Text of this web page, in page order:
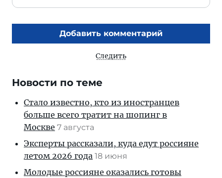
Добавить комментарий
Следить
Новости по теме
Стало известно, кто из иностранцев
больше всего тратит на шопинг в
Москве 7 августа
Эксперты рассказали, куда едут россияне
летом 2026 года 18 июня
Молодые россияне оказались готовы